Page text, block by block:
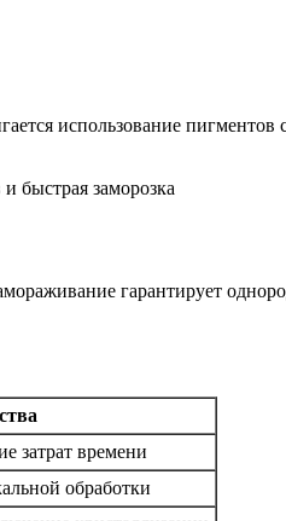
использование пигментов
гарантирует
затрат времени
обработки